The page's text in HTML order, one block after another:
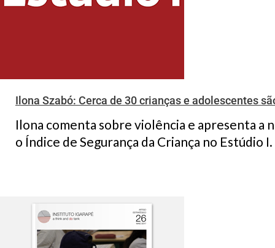
Ilona Szabó: Cerca de 30 crianças e adolescentes
Ilona comenta sobre violência e apresenta a
o Índice de Segurança da Criança no Estúdio I.